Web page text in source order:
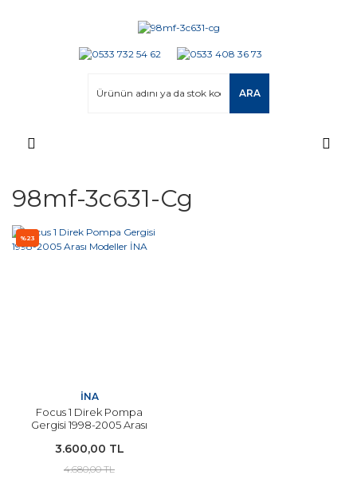
ARA
98mf-3c631-Cg
%23
İNA
Focus 1 Direk Pompa
Gergisi 1998-2005 Arası
3.600,00 TL
4.680,00 TL